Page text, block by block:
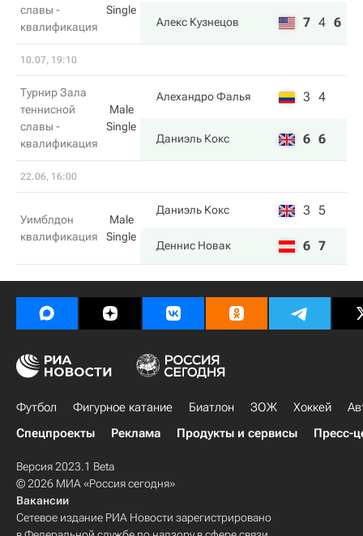
славы -
квалификация
Single
Алекс Кузнецов 7 4 6
10.07, 19:10
Турнир Зала
теннисной
славы -
квалификация
Male
Single
Алехандро Фалья 3 4
Даниэль Кокс 6 6
22.06, 16:00
Уимблдон
квалификация
Male
Single
Даниэль Кокс 3 5
Деннис Новак 6 7
Футбол Фигурное катание Биатлон ЗОЖ Хоккей
Спецпроекты
Реклама Продукты и сервисы Пресс-
Версия 2023.1 Beta
© 2026 МИА «Россия сегодня»
Вакансии
Сетевое издание РИА Новости зарегистрировано